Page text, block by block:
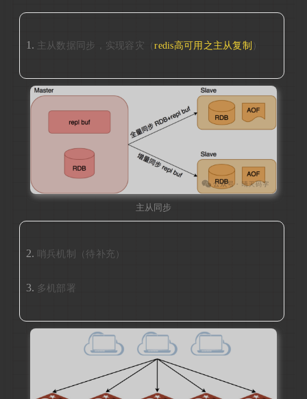
主从数据同步，实现容灾（redis高可用之主从复制 ）
主从同步
哨兵机制（待补充）
多机部署